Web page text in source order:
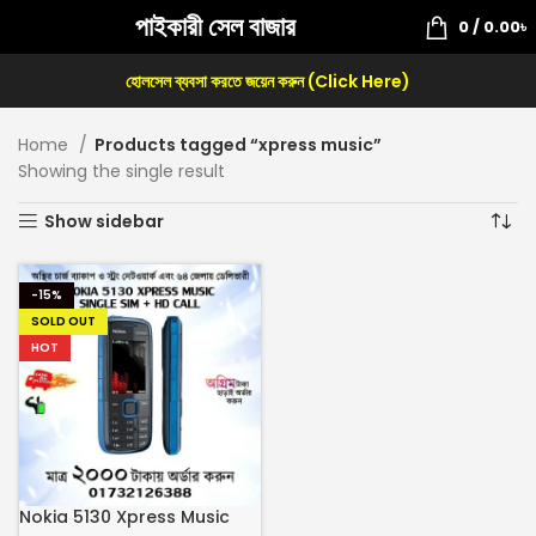
পাইকারী সেল বাজার 0/ 0.00৳
হোলসেল ব্যবসা করতে জয়েন করুন (Click Here)
Home
Products tagged “xpress music”
Showing the single result
Show sidebar
-15%
SOLD OUT
HOT
Nokia 5130 Xpress Music